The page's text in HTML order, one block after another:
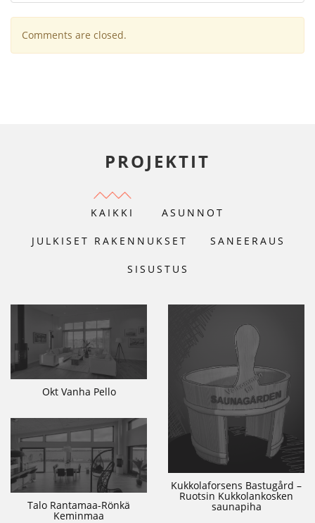
Comments are closed.
PROJEKTIT
KAIKKI ASUNNOT
JULKISET RAKENNUKSET SANEERAUS
SISUSTUS
Okt Vanha Pello
Kukkolaforsens Bastugård –
Ruotsin Kukkolankosken
saunapiha
Talo Rantamaa-Rönkä
Keminmaa